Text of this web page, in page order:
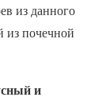
из данного
из почечной
и